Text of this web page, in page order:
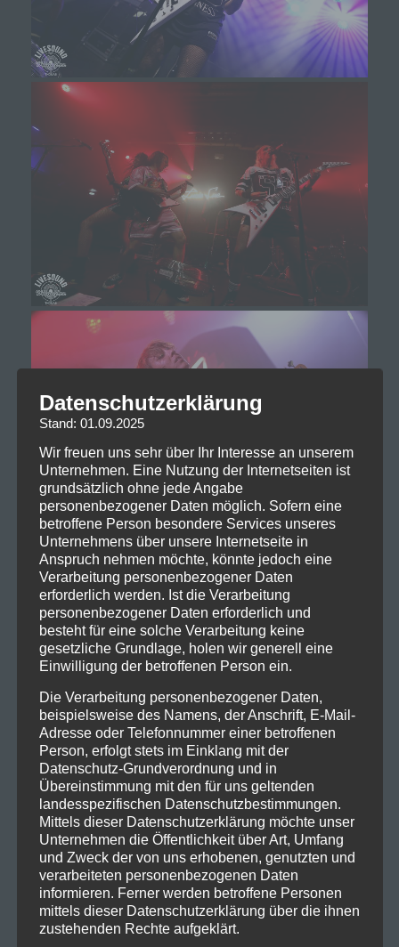
Datenschutzerklärung
Stand: 01.09.2025
Wir freuen uns sehr über Ihr Interesse an unserem
Unternehmen. Eine Nutzung der Internetseiten ist
grundsätzlich ohne jede Angabe
personenbezogener Daten möglich. Sofern eine
betroffene Person besondere Services unseres
Unternehmens über unsere Internetseite in
Anspruch nehmen möchte, könnte jedoch eine
Verarbeitung personenbezogener Daten
erforderlich werden. Ist die Verarbeitung
personenbezogener Daten erforderlich und
besteht für eine solche Verarbeitung keine
gesetzliche Grundlage, holen wir generell eine
Einwilligung der betroffenen Person ein.
Die Verarbeitung personenbezogener Daten,
beispielsweise des Namens, der Anschrift, E-Mail-
Adresse oder Telefonnummer einer betroffenen
Person, erfolgt stets im Einklang mit der
Datenschutz-Grundverordnung und in
Übereinstimmung mit den für uns geltenden
landesspezifischen Datenschutzbestimmungen.
Mittels dieser Datenschutzerklärung möchte unser
Unternehmen die Öffentlichkeit über Art, Umfang
und Zweck der von uns erhobenen, genutzten und
verarbeiteten personenbezogenen Daten
informieren. Ferner werden betroffene Personen
mittels dieser Datenschutzerklärung über die ihnen
zustehenden Rechte aufgeklärt.